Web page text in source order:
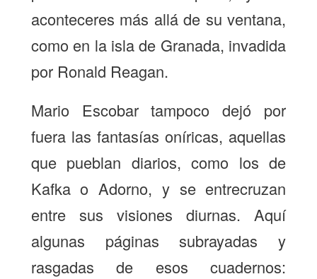
aconteceres más allá de su ventana,
como en la isla de Granada, invadida
por Ronald Reagan.
Mario Escobar tampoco dejó por
fuera las fantasías oníricas, aquellas
que pueblan diarios, como los de
Kafka o Adorno, y se entrecruzan
entre sus visiones diurnas. Aquí
algunas páginas subrayadas y
rasgadas de esos cuadernos: